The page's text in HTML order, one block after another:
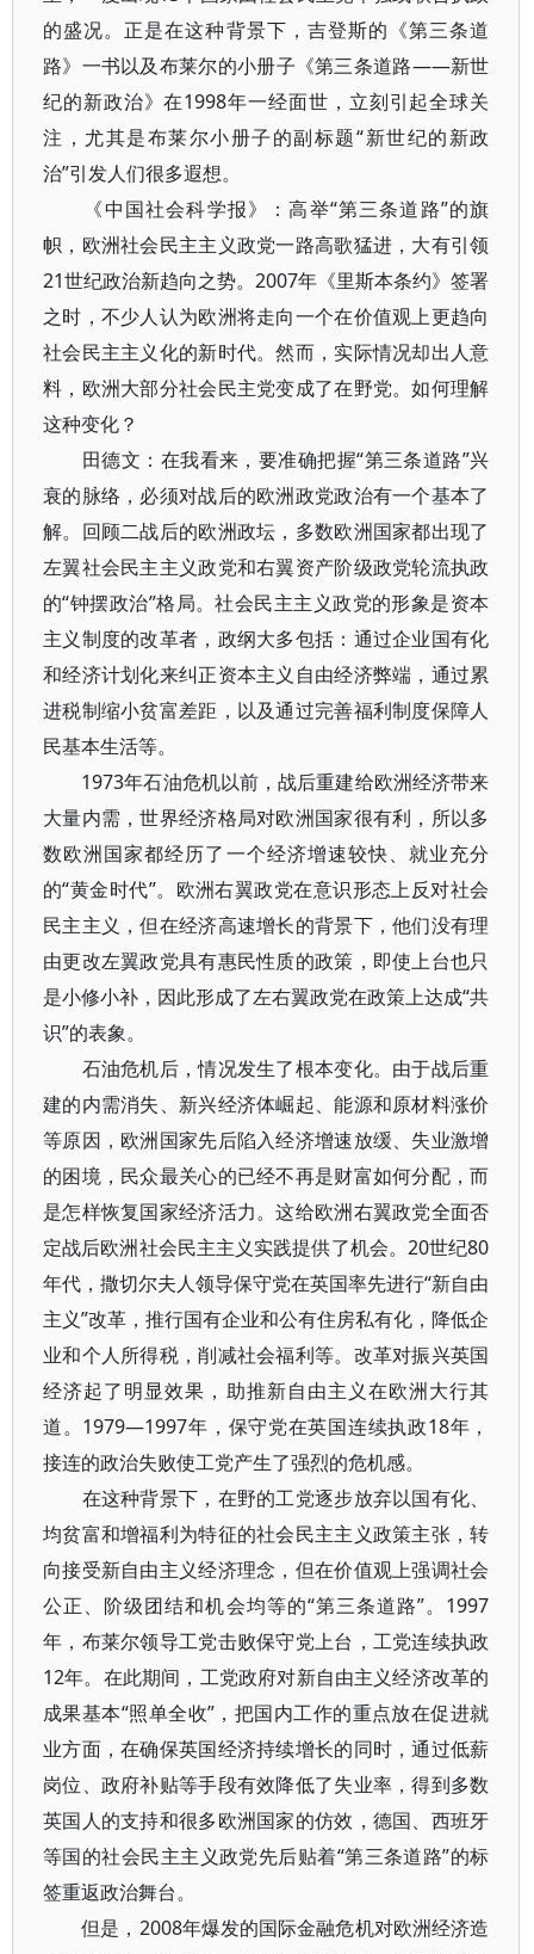
的盛况。正是在这种背景下，吉登斯的《第三条道
路》一书以及布莱尔的小册子《第三条道路——新世
纪的新政治》在1998年一经面世，立刻引起全球关
注，尤其是布莱尔小册子的副标题“新世纪的新政
治”引发人们很多遐想。
《中国社会科学报》：高举“第三条道路”的旗
帜，欧洲社会民主主义政党一路高歌猛进，大有引领
21世纪政治新趋向之势。2007年《里斯本条约》签署
之时，不少人认为欧洲将走向一个在价值观上更趋向
社会民主主义化的新时代。然而，实际情况却出人意
料，欧洲大部分社会民主党变成了在野党。如何理解
这种变化？
田德文：在我看来，要准确把握“第三条道路”兴
衰的脉络，必须对战后的欧洲政党政治有一个基本了
解。回顾二战后的欧洲政坛，多数欧洲国家都出现了
左翼社会民主主义政党和右翼资产阶级政党轮流执政
的“钟摆政治”格局。社会民主主义政党的形象是资本
主义制度的改革者，政纲大多包括：通过企业国有化
和经济计划化来纠正资本主义自由经济弊端，通过累
进税制缩小贫富差距，以及通过完善福利制度保障人
民基本生活等。
1973年石油危机以前，战后重建给欧洲经济带来
大量内需，世界经济格局对欧洲国家很有利，所以多
数欧洲国家都经历了一个经济增速较快、就业充分
的“黄金时代”。欧洲右翼政党在意识形态上反对社会
民主主义，但在经济高速增长的背景下，他们没有理
由更改左翼政党具有惠民性质的政策，即使上台也只
是小修小补，因此形成了左右翼政党在政策上达成“共
识”的表象。
石油危机后，情况发生了根本变化。由于战后重
建的内需消失、新兴经济体崛起、能源和原材料涨价
等原因，欧洲国家先后陷入经济增速放缓、失业激增
的困境，民众最关心的已经不再是财富如何分配，而
是怎样恢复国家经济活力。这给欧洲右翼政党全面否
定战后欧洲社会民主主义实践提供了机会。20世纪80
年代，撒切尔夫人领导保守党在英国率先进行“新自由
主义”改革，推行国有企业和公有住房私有化，降低企
业和个人所得税，削减社会福利等。改革对振兴英国
经济起了明显效果，助推新自由主义在欧洲大行其
道。1979—1997年，保守党在英国连续执政18年，
接连的政治失败使工党产生了强烈的危机感。
在这种背景下，在野的工党逐步放弃以国有化、
均贫富和增福利为特征的社会民主主义政策主张，转
向接受新自由主义经济理念，但在价值观上强调社会
公正、阶级团结和机会均等的“第三条道路”。1997
年，布莱尔领导工党击败保守党上台，工党连续执政
12年。在此期间，工党政府对新自由主义经济改革的
成果基本“照单全收”，把国内工作的重点放在促进就
业方面，在确保英国经济持续增长的同时，通过低薪
岗位、政府补贴等手段有效降低了失业率，得到多数
英国人的支持和很多欧洲国家的仿效，德国、西班牙
等国的社会民主主义政党先后贴着“第三条道路”的标
签重返政治舞台。
但是，2008年爆发的国际金融危机对欧洲经济造